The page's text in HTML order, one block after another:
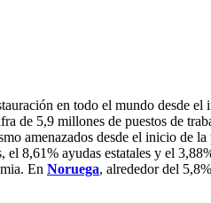
en todo el mundo desde el
de 5,9 millones de puestos de
amenazados desde el inicio de la
el 8,61% ayudas estatales y el
En Noruega, alrededor del